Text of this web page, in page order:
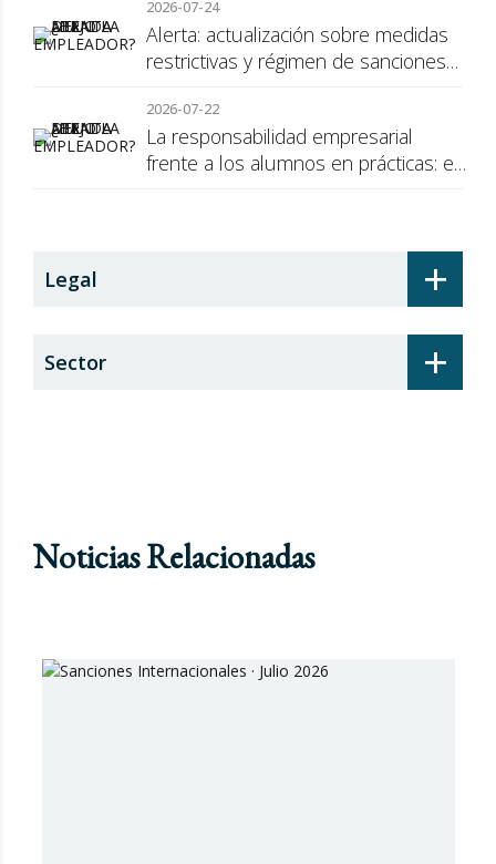
2026-07-24
Alerta: actualización sobre medidas
restrictivas y régimen de sanciones
2026-07-22
La responsabilidad empresarial
frente a los alumnos en prácticas: el
+
Legal
+
Sector
Noticias Relacionadas